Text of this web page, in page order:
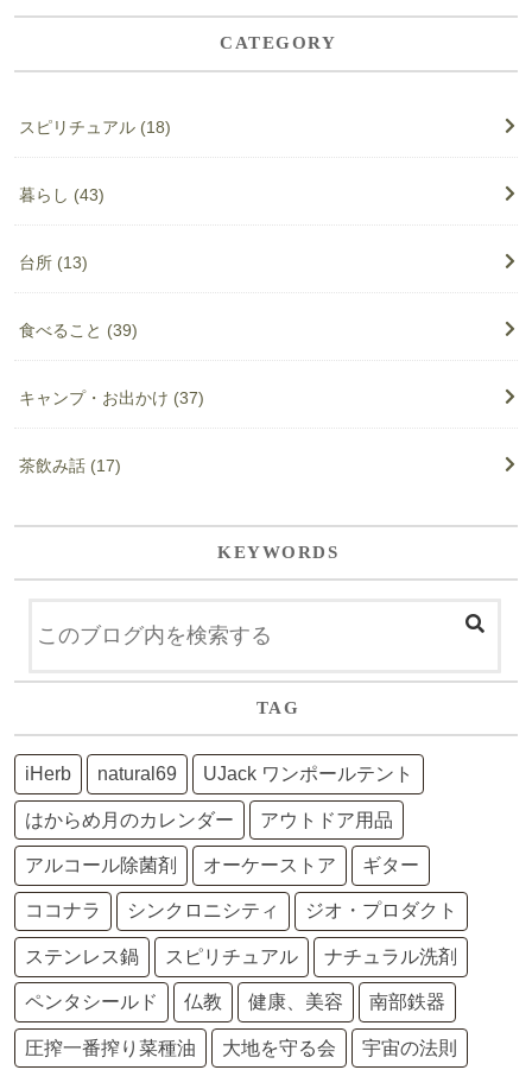
CATEGORY
スピリチュアル (18)
暮らし (43)
台所 (13)
食べること (39)
キャンプ・お出かけ (37)
茶飲み話 (17)
KEYWORDS
TAG
iHerb natural69 UJack ワンポールテント
はからめ月のカレンダー アウトドア用品
アルコール除菌剤 オーケーストア ギター
ココナラ シンクロニシティ ジオ・プロダクト
ステンレス鍋 スピリチュアル ナチュラル洗剤
ペンタシールド 仏教 健康、美容 南部鉄器
圧搾一番搾り菜種油 大地を守る会 宇宙の法則